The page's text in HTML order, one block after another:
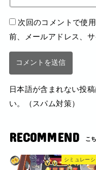
次回のコメントで使
前、メールアドレス、サ
日本語が含まれない投
い。（スパム対策）
RECOMMEND
シミュレー